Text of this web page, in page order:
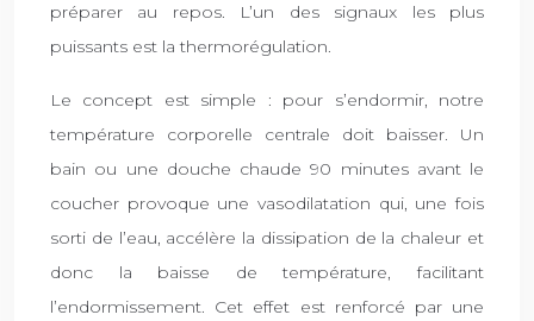
préparer au repos. L’un des signaux les plus
puissants est la thermorégulation.
Le concept est simple : pour s’endormir, notre
température corporelle centrale doit baisser. Un
bain ou une douche chaude 90 minutes avant le
coucher provoque une vasodilatation qui, une fois
sorti de l’eau, accélère la dissipation de la chaleur et
donc la baisse de température, facilitant
l’endormissement. Cet effet est renforcé par une